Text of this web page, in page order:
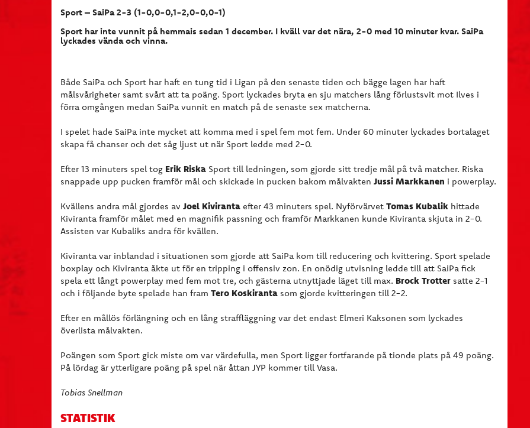
Sport – SaiPa 2-3 (1-0,0-0,1-2,0-0,0-1)
Sport har inte vunnit på hemmais sedan 1 december. I kväll var det nära, 2-0 med 10 minuter kvar. SaiPa
lyckades vända och vinna.
Både SaiPa och Sport har haft en tung tid i Ligan på den senaste tiden och bägge lagen har haft
målsvårigheter samt svårt att ta poäng. Sport lyckades bryta en sju matchers lång förlustsvit mot Ilves i
förra omgången medan SaiPa vunnit en match på de senaste sex matcherna.
I spelet hade SaiPa inte mycket att komma med i spel fem mot fem. Under 60 minuter lyckades bortalaget
skapa få chanser och det såg ljust ut när Sport ledde med 2-0.
Efter 13 minuters spel tog Erik Riska Sport till ledningen, som gjorde sitt tredje mål på två matcher. Riska
snappade upp pucken framför mål och skickade in pucken bakom målvakten Jussi Markkanen i powerplay.
Kvällens andra mål gjordes av Joel Kiviranta efter 43 minuters spel. Nyförvärvet Tomas Kubalik hittade
Kiviranta framför målet med en magnifik passning och framför Markkanen kunde Kiviranta skjuta in 2-0.
Assisten var Kubaliks andra för kvällen.
Kiviranta var inblandad i situationen som gjorde att SaiPa kom till reducering och kvittering. Sport spelade
boxplay och Kiviranta åkte ut för en tripping i offensiv zon. En onödig utvisning ledde till att SaiPa fick
spela ett långt powerplay med fem mot tre, och gästerna utnyttjade läget till max. Brock Trotter satte 2-1
och i följande byte spelade han fram Tero Koskiranta som gjorde kvitteringen till 2-2.
Efter en mållös förlängning och en lång straffläggning var det endast Elmeri Kaksonen som lyckades
överlista målvakten.
Poängen som Sport gick miste om var värdefulla, men Sport ligger fortfarande på tionde plats på 49 poäng.
På lördag är ytterligare poäng på spel när åttan JYP kommer till Vasa.
Tobias Snellman
STATISTIK